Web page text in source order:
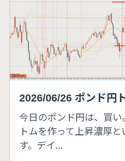
2026/06/26 ポンド円
今日のポンド円は、買い
トムを作って上昇濃厚
す。デイ...